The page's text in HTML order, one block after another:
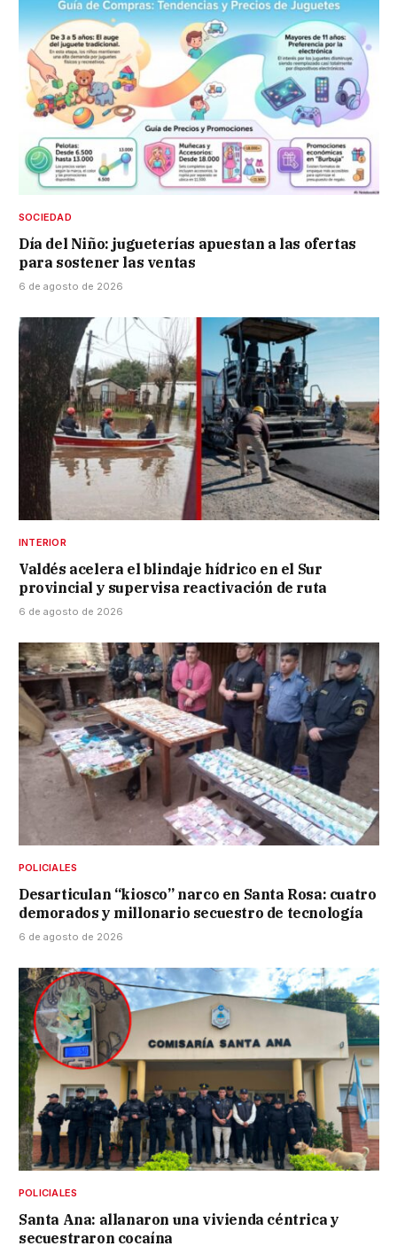
SOCIEDAD
Día del Niño: jugueterías apuestan a las ofertas
para sostener las ventas
6 de agosto de 2026
INTERIOR
Valdés acelera el blindaje hídrico en el Sur
provincial y supervisa reactivación de ruta
6 de agosto de 2026
POLICIALES
Desarticulan “kiosco” narco en Santa Rosa: cuatro
demorados y millonario secuestro de tecnología
6 de agosto de 2026
POLICIALES
Santa Ana: allanaron una vivienda céntrica y
secuestraron cocaína